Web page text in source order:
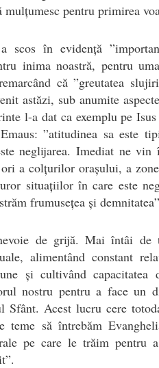
mulțumesc pentru primirea
scos în evidență
inima noastră, pentru
că ”greutatea
astăzi, sub anumite
l-a dat ca exemplu pe
”atitudinea sa este
neglijarea. Imediat ne vin
a colțurilor orașului, a
situațiilor în care este
frumusețea și
de grijă. Mai întâi
alimentând constant
și cultivând capacitatea
nostru pentru a face un
Sfânt. Acest lucru cere
teme să întrebăm
pe care le trăim pentru